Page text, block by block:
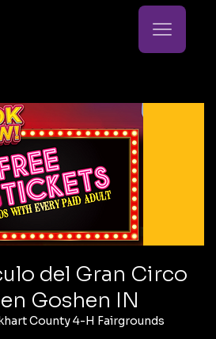
del Gran Circo
Goshen IN
County 4-H Fairgrounds